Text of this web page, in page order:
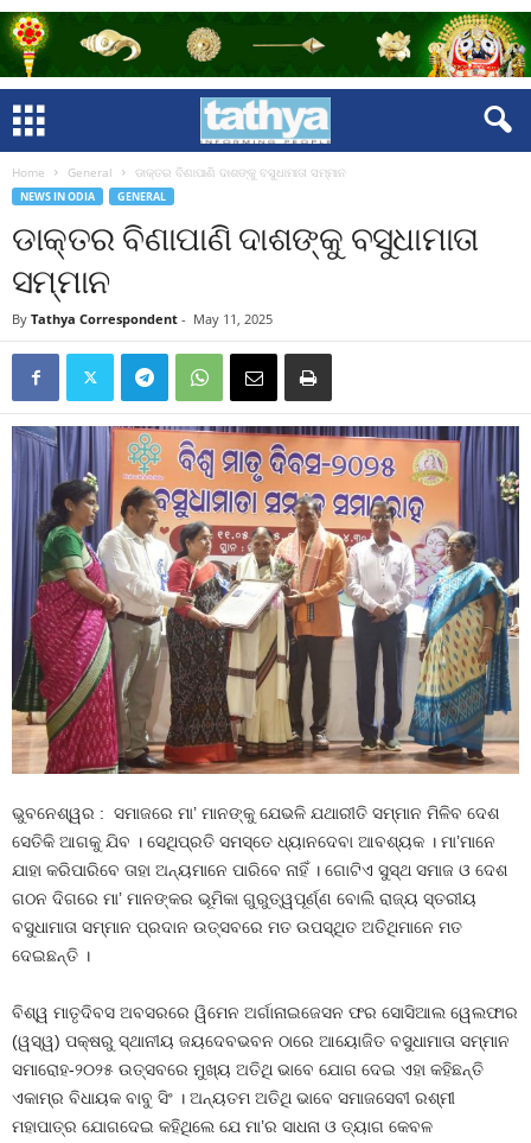
Home General ଡାକ୍ତର ବିଣାପାଣି ଦାଶଙ୍କୁ ବସୁଧାମାତା ସମ୍ମାନ
NEWS IN ODIA GENERAL
ଡାକ୍ତର ବିଣାପାଣି ଦାଶଙ୍କୁ ବସୁଧାମାତା
ସମ୍ମାନ
By Tathya Correspondent - May 11, 2025
ଭୁବନେଶ୍ୱର : ସମାଜରେ ମା’ ମାନଙ୍କୁ ଯେଭଳି ଯଥାରୀତି ସମ୍ମାନ ମିଳିବ ଦେଶ
ସେତିକି ଆଗକୁ ଯିବ । ସେଥିପ୍ରତି ସମସ୍ତେ ଧ୍ୟାନଦେବା ଆବଶ୍ୟକ । ମା’ମାନେ
ଯାହା କରିପାରିବେ ତାହା ଅନ୍ୟମାନେ ପାରିବେ ନାହିଁ । ଗୋଟିଏ ସୁସ୍ଥ ସମାଜ ଓ ଦେଶ
ଗଠନ ଦିଗରେ ମା’ ମାନଙ୍କର ଭୂମିକା ଗୁରୁତ୍ୱପୂର୍ଣ୍ଣ ବୋଲି ରାଜ୍ୟ ସ୍ତରୀୟ
ବସୁଧାମାତା ସମ୍ମାନ ପ୍ରଦାନ ଉତ୍ସବରେ ମତ ଉପସ୍ଥିତ ଅତିଥିମାନେ ମତ
ଦେଇଛନ୍ତି ।
ବିଶ୍ୱ ମାତୃଦିବସ ଅବସରରେ ୱିମେନ ଅର୍ଗାନାଇଜେସନ ଫର ସୋସିଆଲ ୱେଲଫାର
(ୱସ୍ୱ) ପକ୍ଷରୁ ସ୍ଥାନୀୟ ଜୟଦେବଭବନ ଠାରେ ଆୟୋଜିତ ବସୁଧାମାତା ସମ୍ମାନ
ସମାରୋହ-୨୦୨୫ ଉତ୍ସବରେ ମୁଖ୍ୟ ଅତିଥି ଭାବେ ଯୋଗ ଦେଇ ଏହା କହିଛନ୍ତି
ଏକାମ୍ର ବିଧାୟକ ବାବୁ ସିଂ । ଅନ୍ୟତମ ଅତିଥି ଭାବେ ସମାଜସେବୀ ରଶ୍ମୀ
ମହାପାତ୍ର ଯୋଗଦେଇ କହିଥିଲେ ଯେ ମା’ର ସାଧନା ଓ ତ୍ୟାଗ କେବଳ